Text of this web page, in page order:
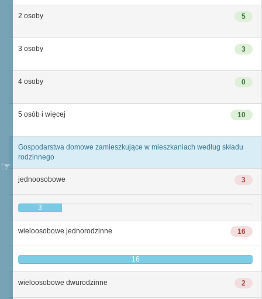
5
2 osoby
3
3 osoby
0
4 osoby
10
5 osób i więcej
Gospodarstwa domowe zamieszkujące w mieszkaniach według składu
rodzinnego
3
jednoosobowe
3
16
wieloosobowe jednorodzinne
16
2
wieloosobowe dwurodzinne